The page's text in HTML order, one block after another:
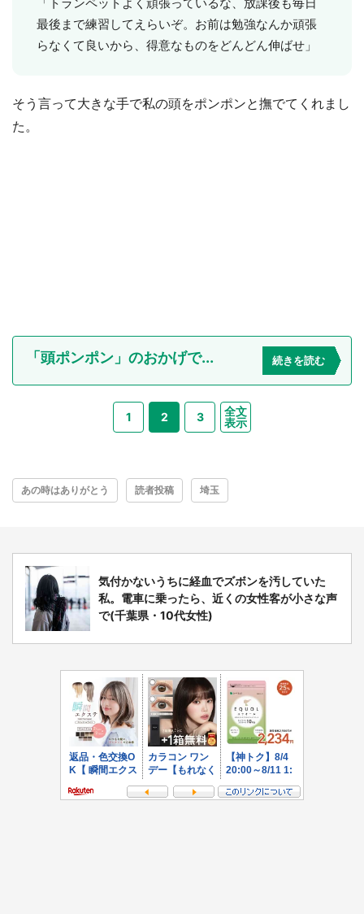
最後まで練習してえらいぞ。お前は勉強なんか頑張
らなくて良いから、得意なものをどんどん伸ばせ」
そう言って大きな手で私の頭をポンポンと撫でてくれまし
た。
「頭ポンポン」のおかげで... 続きを読む
1 2 3
全文
表示
あの時はありがとう 読者投稿 埼玉
気付かないうちに経血でズボンを汚していた
私。電車に乗ったら、近くの女性客が小さな声
で(千葉県・10代女性)